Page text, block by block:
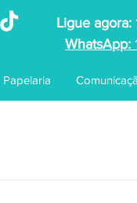
Ligue agora:
WhatsApp:
Papelaria